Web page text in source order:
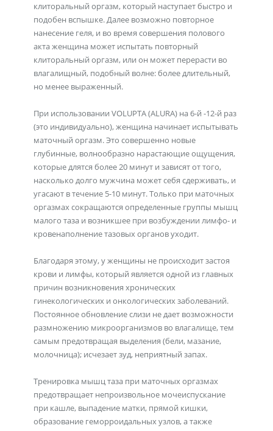
клиторальный оргазм, ко­торый наступает быстро и
подобен вспышке. Далее возможно повторное
нанесение геля, и во время совершения полового
акта женщина может испытать повторный
клиторальный оргазм, или он может перерасти во
влагалищный, подобный волне: более длительный,
но менее выраженный.
При использовании VOLUPTA (ALURA) на 6-й -12-й раз
(это индивидуально), женщина начинает испытывать
маточный оргазм. Это совершенно новые
глубинные, волнообразно нарастающие ощу­щения,
которые длятся более 20 минут и зависят от того,
насколько долго мужчина может себя сдерживать, и
угасают в течение 5-10 минут. Только при маточных
оргазмах сокращаются определенные группы мышц
малого таза и возникшее при возбуждении лимфо- и
кровенаполнение тазовых органов уходит.
Благодаря этому, у женщины не происходит застоя
крови и лимфы, который является одной из главных
причин возникновения хронических
гинекологических и онкологических заболеваний.
Постоянное обновление слизи не дает возможности
размножению микроорганизмов во влагалище, тем
самым предотвращая выделения (бели, мазание,
молочница); исчезает зуд, неприятный запах.
Тренировка мышц таза при маточных оргазмах
предотвращает непроизвольное мочеиспускание
при кашле, выпадение матки, прямой кишки,
образование геморроидальных узлов, а также